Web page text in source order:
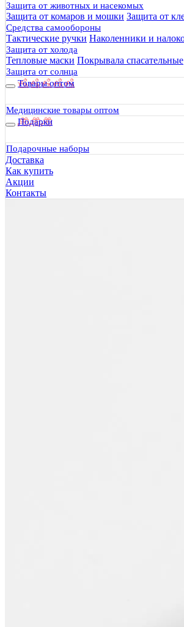
Защита от животных и насекомых
Защита от комаров и мошки Защита от
Средства самообороны
Тактические ручки Наколенники и
Защита от холода
Тепловые маски Покрывала спасательные
Защита от солнца
Товары оптом
Медицинские товары оптом
Подарки
Подарочные наборы
Доставка
Как купить
Акции
Контакты